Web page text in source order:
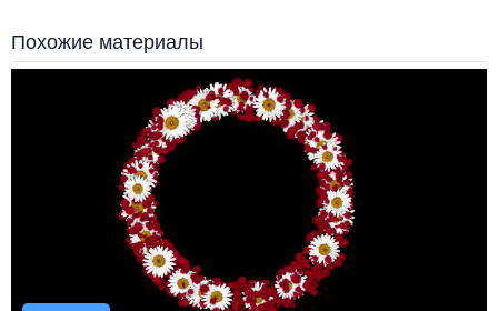
Похожие материалы